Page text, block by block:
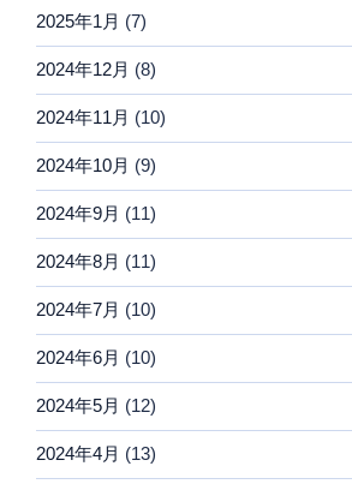
2025年1月 (7)
2024年12月 (8)
2024年11月 (10)
2024年10月 (9)
2024年9月 (11)
2024年8月 (11)
2024年7月 (10)
2024年6月 (10)
2024年5月 (12)
2024年4月 (13)